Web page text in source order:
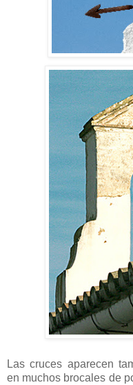
Las cruces aparecen
en muchos brocales de